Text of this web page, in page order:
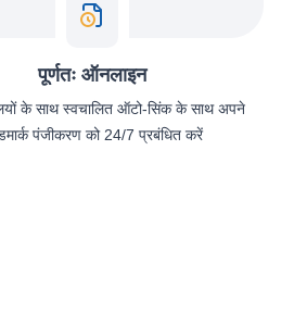
पूर्णतः ऑनलाइन
के साथ स्वचालित ऑटो-सिंक के साथ अपने
पंजीकरण को 24/7 प्रबंधित करें